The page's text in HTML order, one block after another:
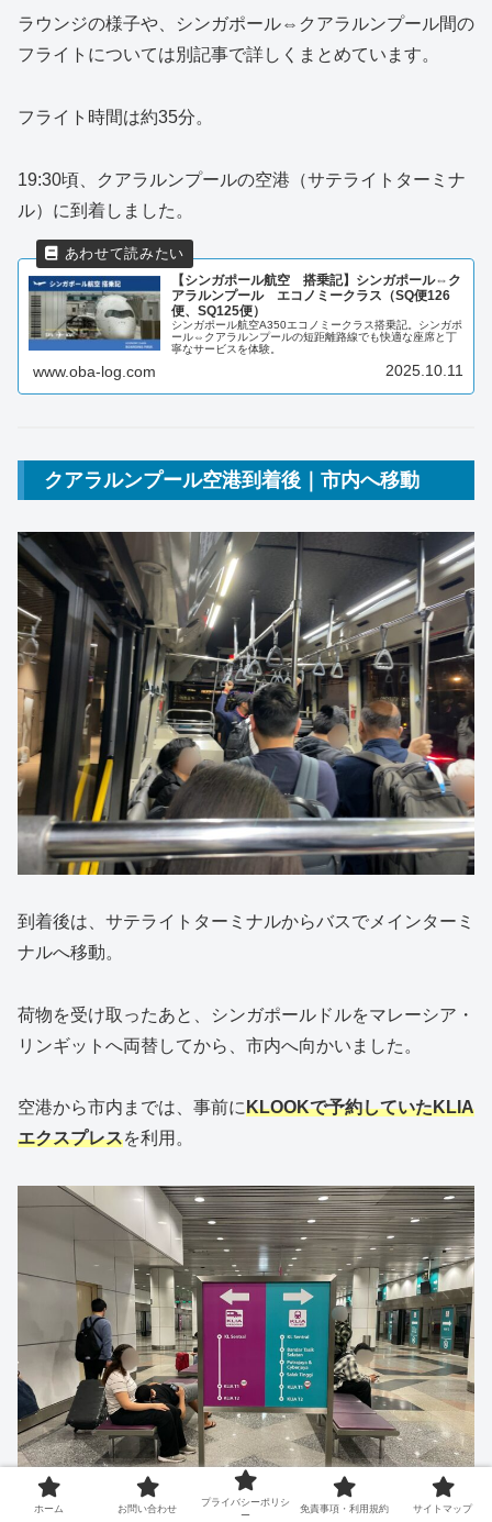
ラウンジの様子や、シンガポール⇔クアラルンプール間の
フライトについては別記事で詳しくまとめています。
フライト時間は約35分。
19:30頃、クアラルンプールの空港（サテライトターミナ
ル）に到着しました。
【シンガポール航空 搭乗記】シンガポール⇔ク
アラルンプール エコノミークラス（SQ便126
便、SQ125便）
シンガポール航空A350エコノミークラス搭乗記。シンガポ
ール⇔クアラルンプールの短距離路線でも快適な座席と丁
寧なサービスを体験。
www.oba-log.com 2025.10.11
クアラルンプール空港到着後｜市内へ移動
到着後は、サテライトターミナルからバスでメインターミ
ナルへ移動。
荷物を受け取ったあと、シンガポールドルをマレーシア・
リンギットへ両替してから、市内へ向かいました。
空港から市内までは、事前にKLOOKで予約していたKLIA
エクスプレスを利用。
ホーム お問い合わせ
プライバシーポリシ
ー
免責事項・利用規約 サイトマップ